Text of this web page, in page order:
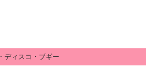
・ディスコ・ブギー